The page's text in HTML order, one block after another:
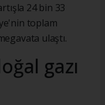
24 bin 33
toplam
ulaştı.
gazı